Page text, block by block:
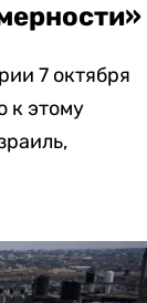
7 октября
к этому